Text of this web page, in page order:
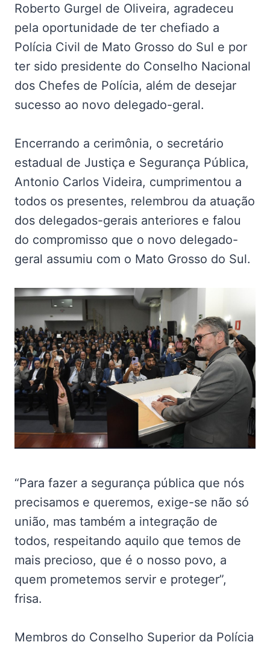
Roberto Gurgel de Oliveira, agradeceu
pela oportunidade de ter chefiado a
Polícia Civil de Mato Grosso do Sul e por
ter sido presidente do Conselho Nacional
dos Chefes de Polícia, além de desejar
sucesso ao novo delegado-geral.
Encerrando a cerimônia, o secretário
estadual de Justiça e Segurança Pública,
Antonio Carlos Videira, cumprimentou a
todos os presentes, relembrou da atuação
dos delegados-gerais anteriores e falou
do compromisso que o novo delegado-
geral assumiu com o Mato Grosso do Sul.
“Para fazer a segurança pública que nós
precisamos e queremos, exige-se não só
união, mas também a integração de
todos, respeitando aquilo que temos de
mais precioso, que é o nosso povo, a
quem prometemos servir e proteger”,
frisa.
Membros do Conselho Superior da Polícia